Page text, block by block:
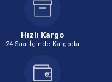
Hızlı Kargo
24 Saat İçinde Kargoda